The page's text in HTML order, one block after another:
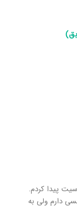
پیدا کردم.
دارم ولی به